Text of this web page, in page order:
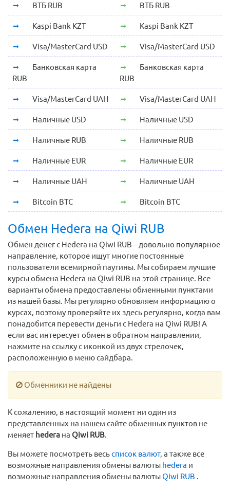
ВТБ RUB ВТБ RUB
Kaspi Bank KZT Kaspi Bank KZT
Visa/MasterCard USD Visa/MasterCard USD
Банковская карта
RUB
Банковская карта
RUB
Visa/MasterCard UAH Visa/MasterCard UAH
Наличные USD Наличные USD
Наличные RUB Наличные RUB
Наличные EUR Наличные EUR
Наличные UAH Наличные UAH
Bitcoin BTC Bitcoin BTC
Обмен Hedera на Qiwi RUB
Обмен денег с Hedera на Qiwi RUB – довольно популярное
направление, которое ищут многие постоянные
пользователи всемирной паутины. Мы собираем лучшие
курсы обмена Hedera на Qiwi RUB на этой странице. Все
варианты обмена предоставлены обменными пунктами
из нашей базы. Мы регулярно обновляем информацию о
курсах, поэтому проверяйте их здесь регулярно, когда вам
понадобится перевести деньги с Hedera на Qiwi RUB! А
если вас интересует обмен в обратном направлении,
нажмите на ссылку с иконкой из двух стрелочек,
расположенную в меню сайдбара.
Обменники не найдены
К сожалению, в настоящий момент ни один из
представленных на нашем сайте обменных пунктов не
меняет hedera на Qiwi RUB.
Вы можете посмотреть весьсписок валют, а также все
возможные направления обмены валюты hedera и
возможные направления обмены валютыQiwi RUB .